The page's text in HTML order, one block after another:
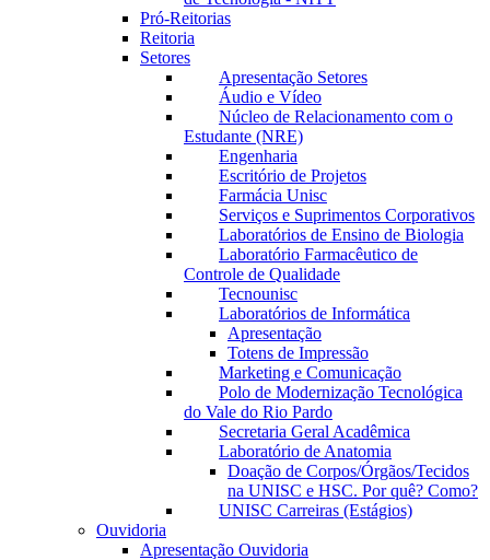
Pró-Reitorias
Reitoria
Setores
Apresentação Setores
Áudio e Vídeo
Núcleo de Relacionamento com o
Estudante (NRE)
Engenharia
Escritório de Projetos
Farmácia Unisc
Serviços e Suprimentos Corporativos
Laboratórios de Ensino de Biologia
Laboratório Farmacêutico de
Controle de Qualidade
Tecnounisc
Laboratórios de Informática
Apresentação
Totens de Impressão
Marketing e Comunicação
Polo de Modernização Tecnológica
do Vale do Rio Pardo
Secretaria Geral Acadêmica
Laboratório de Anatomia
Doação de Corpos/Órgãos/Tecidos
na UNISC e HSC. Por quê? Como?
UNISC Carreiras (Estágios)
Ouvidoria
Apresentação Ouvidoria